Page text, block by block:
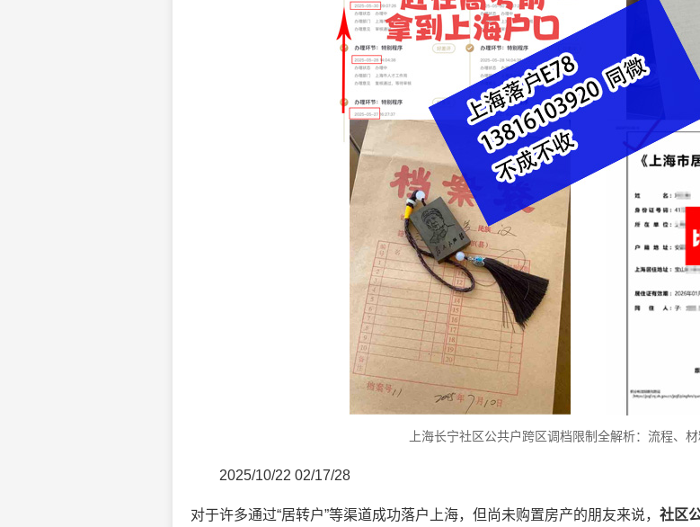
上海长宁社区公共户跨区调档限制全解析：流程、
2025/10/22 02/17/28
对于许多通过“居转户”等渠道成功落户上海，但尚未购置房产的朋友来说， 社区